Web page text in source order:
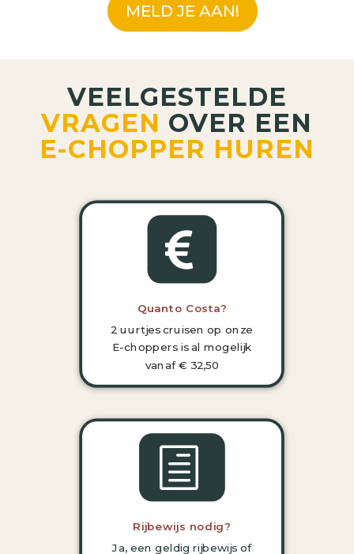
MELD JE AAN!
VEELGESTELDE
VRAGEN OVER EEN
E-CHOPPER HUREN

Quanto Costa?
2 uurtjes cruisen op onze
E-choppers is al mogelijk
vanaf € 32,50
h
Rijbewijs nodig?
Ja, een geldig rijbewijs of